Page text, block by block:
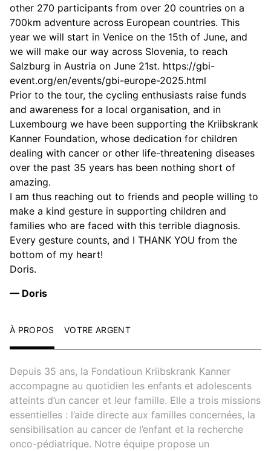
other 270 participants from over 20 countries on a
700km adventure across European countries. This
year we will start in Venice on the 15th of June, and
we will make our way across Slovenia, to reach
Salzburg in Austria on June 21st. https://gbi-
event.org/en/events/gbi-europe-2025.html
Prior to the tour, the cycling enthusiasts raise funds
and awareness for a local organisation, and in
Luxembourg we have been supporting the Kriibskrank
Kanner Foundation, whose dedication for children
dealing with cancer or other life-threatening diseases
over the past 35 years has been nothing short of
amazing.
I am thus reaching out to friends and people willing to
make a kind gesture in supporting children and
families who are faced with this terrible diagnosis.
Every gesture counts, and I THANK YOU from the
bottom of my heart!
Doris.
— Doris
À PROPOS VOTRE ARGENT
Depuis 35 ans, la Fondatioun Kriibskrank Kanner
accompagne au quotidien les enfants et adolescents
atteints d’un cancer et leur famille. Elle a trois missions
essentielles : l’aide directe aux familles concernées, la
sensibilisation au cancer de l’enfant et la recherche
onco-pédiatrique. Notre équipe propose un